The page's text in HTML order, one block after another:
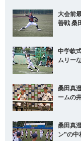
大会前
善戦 桑
中学軟
ムリー
桑田真
ームの
桑田真
ン”の